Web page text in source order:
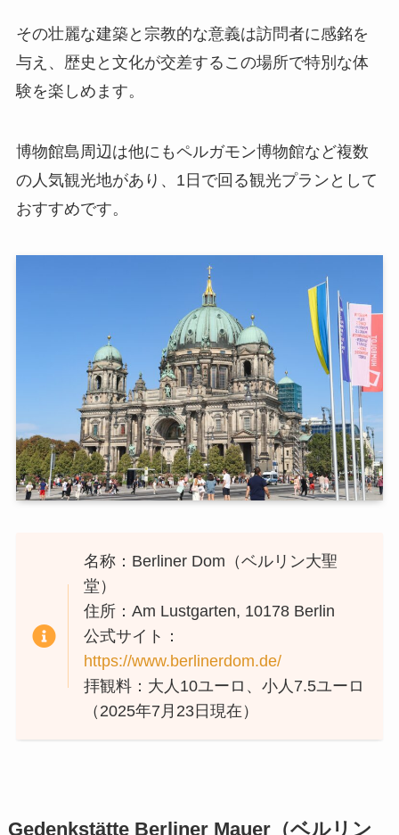
その壮麗な建築と宗教的な意義は訪問者に感銘を
与え、歴史と文化が交差するこの場所で特別な体
験を楽しめます。
博物館島周辺は他にもペルガモン博物館など複数
の人気観光地があり、1日で回る観光プランとして
おすすめです。
名称：Berliner Dom（ベルリン大聖
堂）
住所：Am Lustgarten, 10178 Berlin
公式サイト：
https://www.berlinerdom.de/
拝観料：大人10ユーロ、小人7.5ユーロ
（2025年7月23日現在）
Gedenkstätte Berliner Mauer（ベルリン